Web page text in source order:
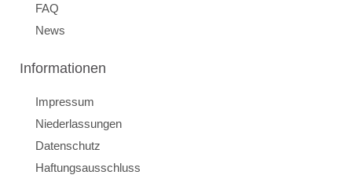
FAQ
News
Informationen
Impressum
Niederlassungen
Datenschutz
Haftungsausschluss